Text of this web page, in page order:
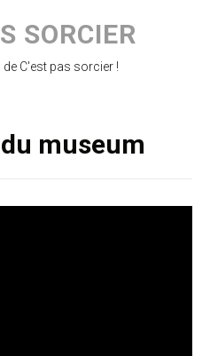
content
SORCIER
C'est pas sorcier !
museum